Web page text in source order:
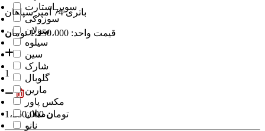
باتری 74 آمپر سپاهان
قیمت واحد: 1،250،000 تومان
1
1،250،000 تومان
سوپر استارت
سوزوکی
سولان
سیلوه
سین
شارک
گلوبال
مارین
مکس پاور
میلان
نانو